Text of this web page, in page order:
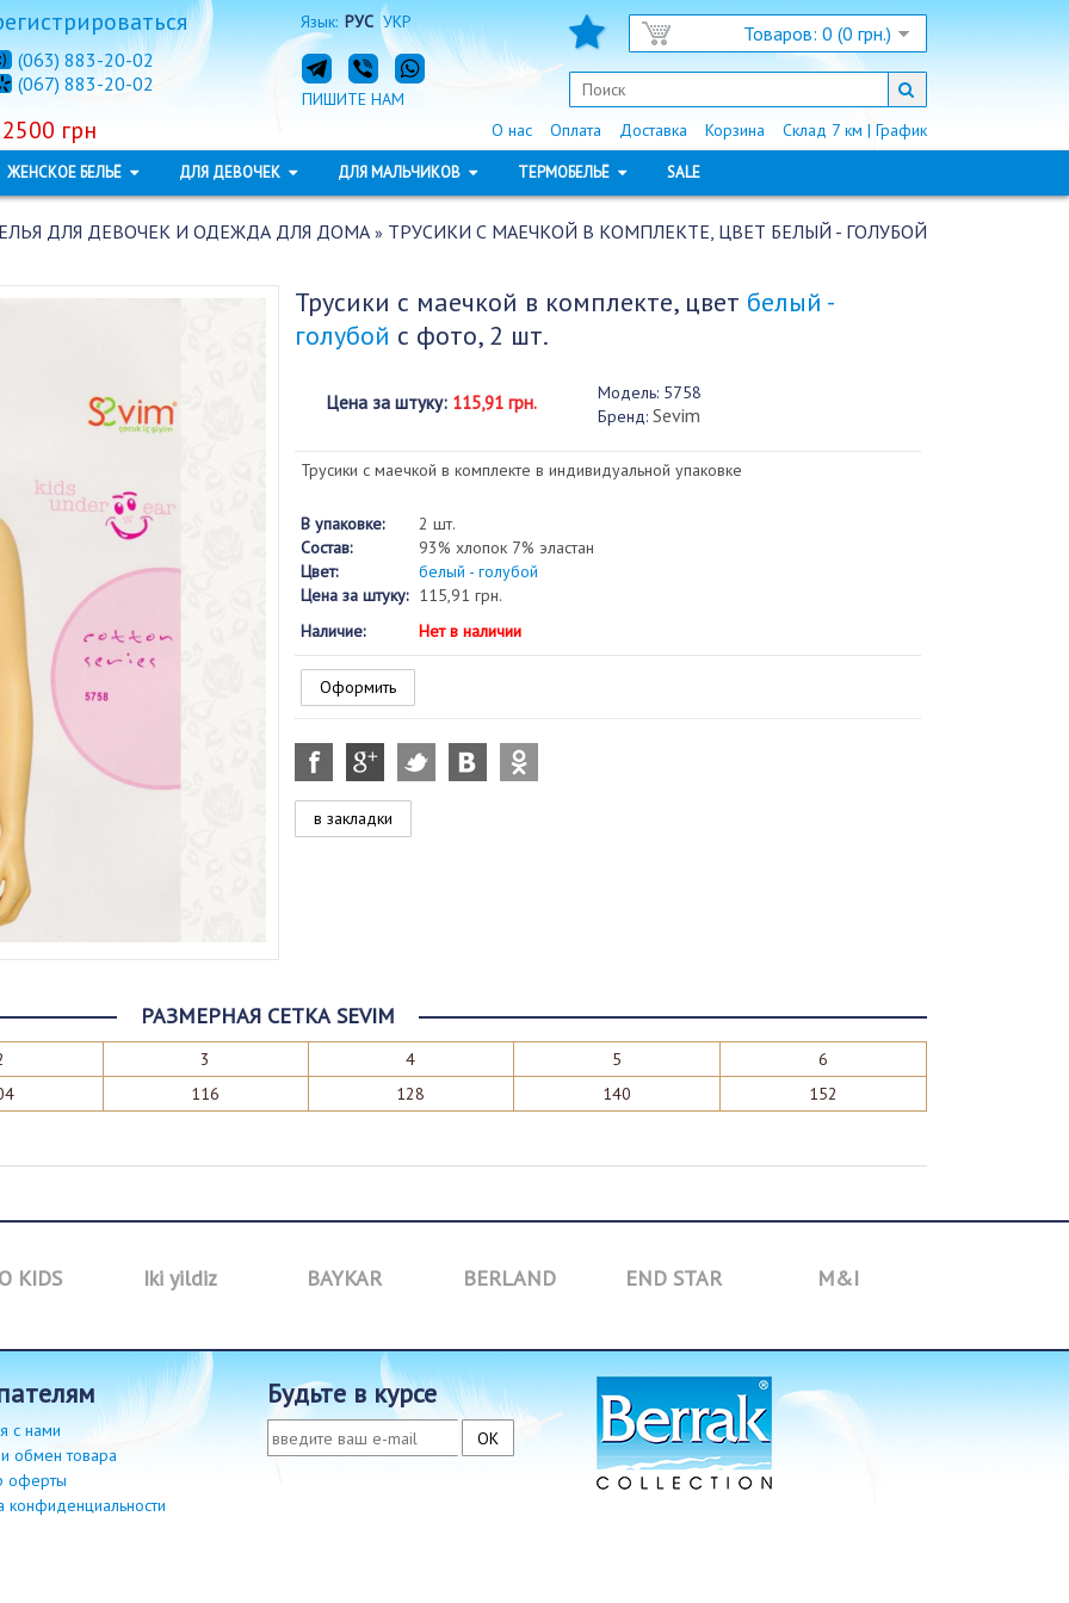
Язык: РУС УКР Товаров: 0 (0 грн.)
(063) 883-20-02
(067) 883-20-02
ПИШИТЕ НАМ
Склад 7 км | График
Корзина
Доставка
Оплата
О нас
грн
ЖЕНСКОЕ БЕЛЬЁ ДЛЯ ДЕВОЧЕК ДЛЯ МАЛЬЧИКОВ ТЕРМОБЕЛЬЁ SALE
ДЛЯ ДЕВОЧЕК И ОДЕЖДА ДЛЯ ДОМА» ТРУСИКИ С МАЕЧКОЙ В КОМПЛЕКТЕ, ЦВЕТ БЕЛЫЙ - ГОЛУБОЙ
Трусики с маечкой в комплекте, цвет белый -
голубой с фото, 2 шт.
Цена за штуку: 115,91 грн. Модель:5758
Бренд: Sevim
Трусики с маечкой в комплекте в индивидуальной упаковке
В упаковке:
2 шт.
Состав:
93% хлопок 7% эластан
Цвет:
белый - голубой
Цена за штуку: 115,91 грн.
Наличие:
Нет в наличии
Оформить
в закладки
РАЗМЕРНАЯ СЕТКА SEVIM
3 4 5
6
116 128 140 152
KIDS Iki yildiz BAYKAR BERLAND END STAR M&I
с нами
обмен товара
оферты
конфиденциальности
будьте в курсе